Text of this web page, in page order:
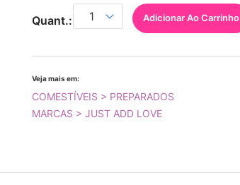
Quant.: Adicionar Ao Carrinho
Veja mais em:
COMESTÍVEIS > PREPARADOS
MARCAS > JUST ADD LOVE